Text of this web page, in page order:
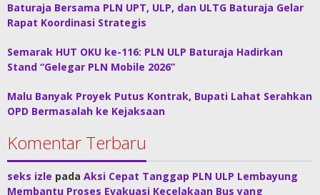
Baturaja Bersama PLN UPT, ULP, dan ULTG Baturaja Gelar
Rapat Koordinasi Strategis
Semarak HUT OKU ke-116: PLN ULP Baturaja Hadirkan
Stand “Gelegar PLN Mobile 2026”
Malu Banyak Proyek Putus Kontrak, Bupati Lahat Serahkan
OPD Bermasalah ke Kejaksaan
Komentar Terbaru
seks izle pada Aksi Cepat Tanggap PLN ULP Lembayung
Membantu Proses Evakuasi Kecelakaan Bus yang